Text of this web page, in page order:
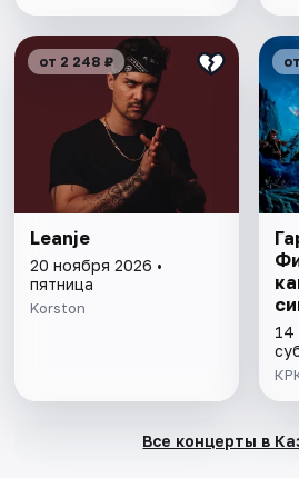
от 2 248 ₽
Leanje
20 ноября 2026 •
пятница
Korston
14
Все концерты в